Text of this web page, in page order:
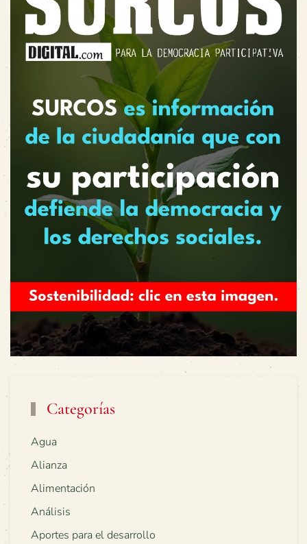
Categorías
Agua
Alianza
Alimentación
Análisis
Aportes para el desarrollo